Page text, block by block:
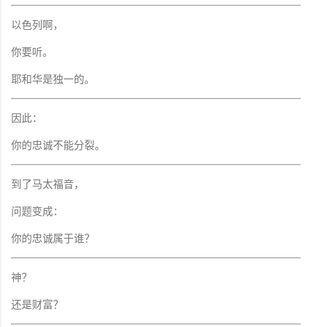
以色列啊，
你要听。
耶和华是独一的。
因此：
你的忠诚不能分裂。
到了马太福音，
问题变成：
你的忠诚属于谁？
神？
还是财富？